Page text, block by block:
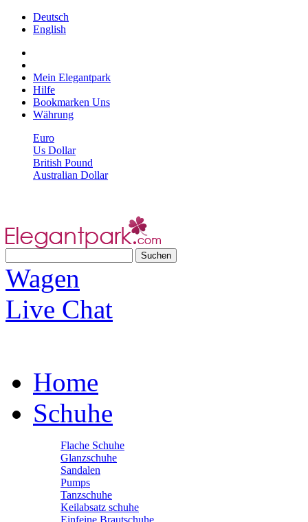
Deutsch
English
Mein Elegantpark
Hilfe
Bookmarken Uns
Währung
Euro
Us Dollar
British Pound
Australian Dollar
Wagen
Live Chat
Home
Schuhe
Flache Schuhe
Glanzschuhe
Sandalen
Pumps
Tanzschuhe
Keilabsatz schuhe
Einfeine Brautschuhe